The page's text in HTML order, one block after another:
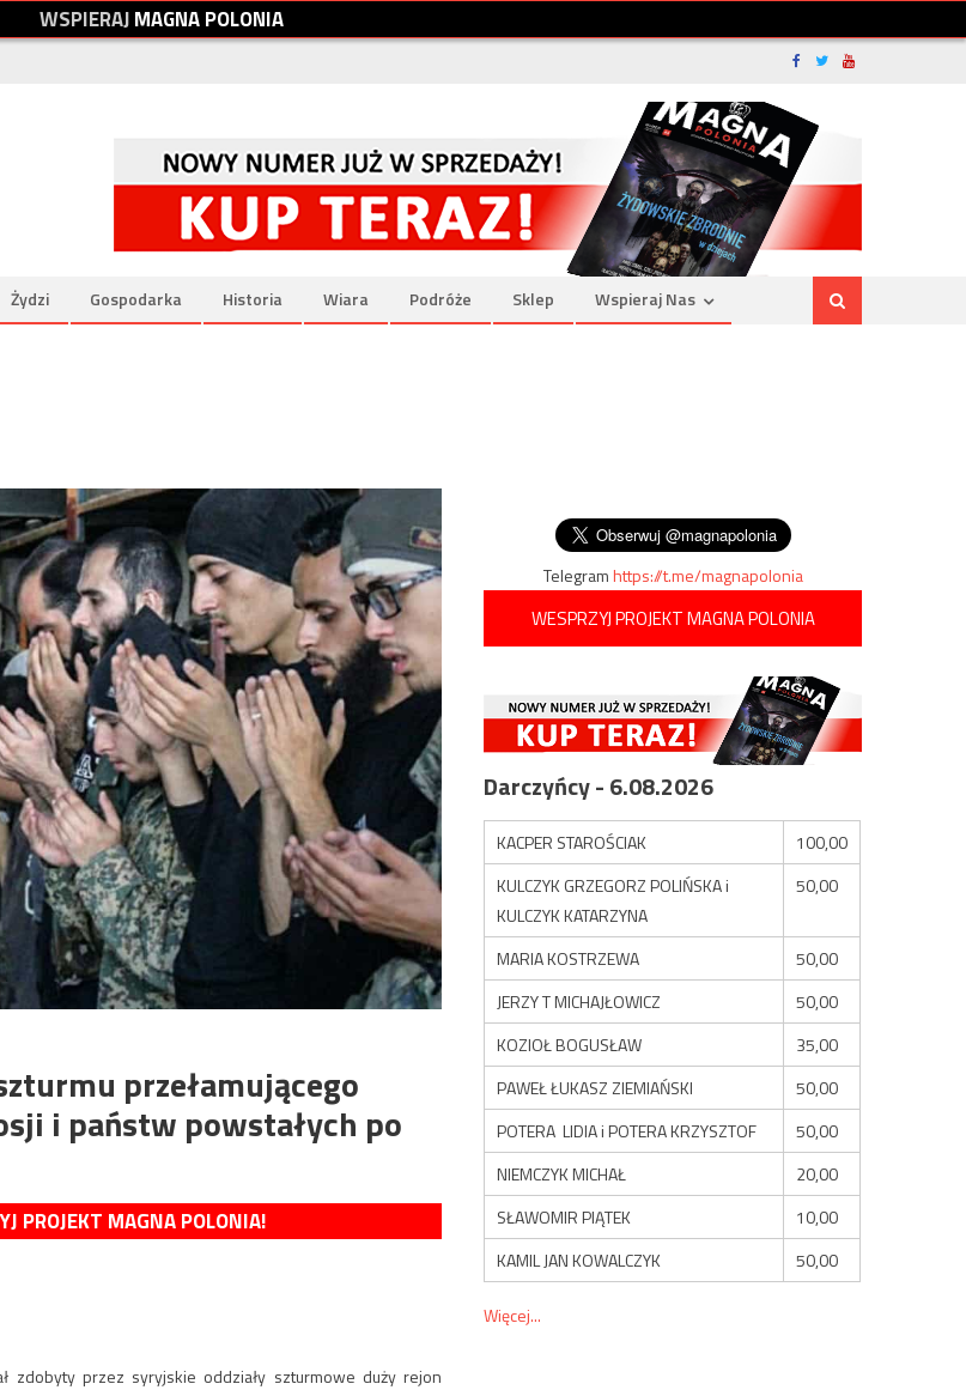
WSPIERAJMAGNAPOLONIA
Żydzi Gospodarka Historia Wiara Podróże Sklep Wspieraj Nas
przełamującego
i państw powstałych po
PROJEKT MAGNA POLONIA!
zdobyty przez syryjskie oddziały szturmowe duży rejon
Telegramhttps://t.me/magnapolonia
WESPRZYJ PROJEKT MAGNA POLONIA
Darczyńcy - 6.08.2026
KACPER STAROŚCIAK
100,00
KULCZYK GRZEGORZ POLIŃSKA i
KULCZYK KATARZYNA
50,00
MARIA KOSTRZEWA
50,00
JERZY T MICHAJŁOWICZ
50,00
KOZIOŁ BOGUSŁAW
35,00
PAWEŁ ŁUKASZ ZIEMIAŃSKI
50,00
POTERA LIDIA i POTERA KRZYSZTOF
50,00
NIEMCZYK MICHAŁ
20,00
SŁAWOMIR PIĄTEK
10,00
KAMIL JAN KOWALCZYK
50,00
Więcej...